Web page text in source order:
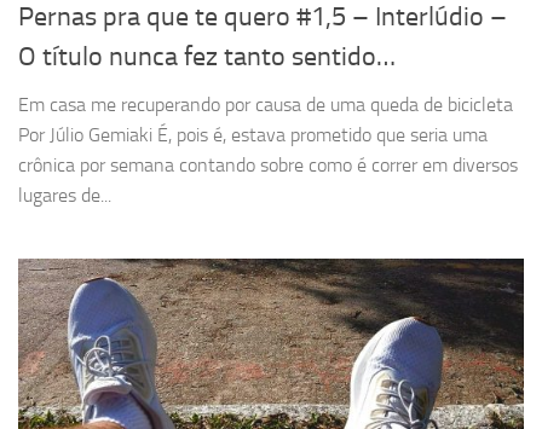
Pernas pra que te quero #1,5 – Interlúdio –
O título nunca fez tanto sentido…
Em casa me recuperando por causa de uma queda de bicicleta
Por Júlio Gemiaki É, pois é, estava prometido que seria uma
crônica por semana contando sobre como é correr em diversos
lugares de...